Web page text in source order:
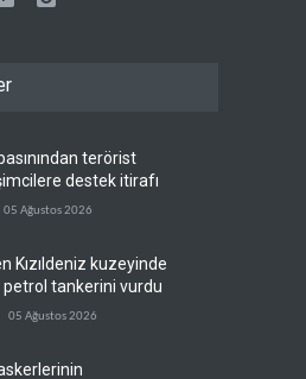
terörist
destek itirafı
05 Ağustos 2026
Kızıldeniz kuzeyinde
petrol tankerini vurdu
05 Ağustos 2026